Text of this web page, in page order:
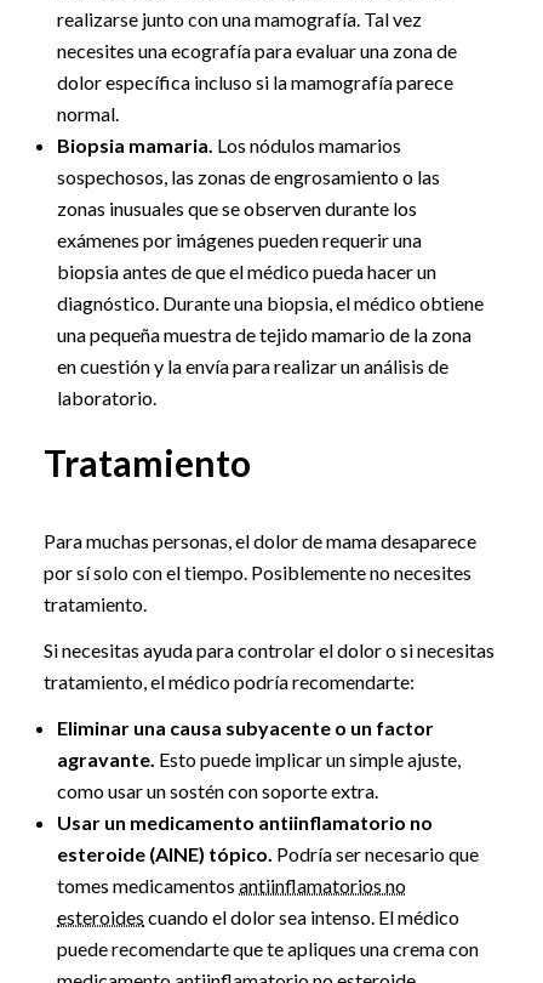
realizarse junto con una mamografía. Tal vez
necesites una ecografía para evaluar una zona de
dolor específica incluso si la mamografía parece
normal.
Biopsia mamaria. Los nódulos mamarios
sospechosos, las zonas de engrosamiento o las
zonas inusuales que se observen durante los
exámenes por imágenes pueden requerir una
biopsia antes de que el médico pueda hacer un
diagnóstico. Durante una biopsia, el médico obtiene
una pequeña muestra de tejido mamario de la zona
en cuestión y la envía para realizar un análisis de
laboratorio.
Tratamiento
Para muchas personas, el dolor de mama desaparece
por sí solo con el tiempo. Posiblemente no necesites
tratamiento.
Si necesitas ayuda para controlar el dolor o si necesitas
tratamiento, el médico podría recomendarte:
Eliminar una causa subyacente o un factor
agravante. Esto puede implicar un simple ajuste,
como usar un sostén con soporte extra.
Usar un medicamento antiinflamatorio no
esteroide (AINE) tópico. Podría ser necesario que
tomes medicamentosantiinflamatorios no
esteroides cuando el dolor sea intenso. El médico
puede recomendarte que te apliques una crema con